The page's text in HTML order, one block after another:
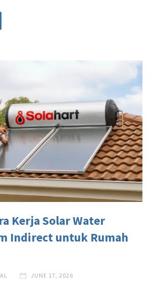
Kerja Solar Water
Indirect untuk Rumah
JUNE 17, 2026